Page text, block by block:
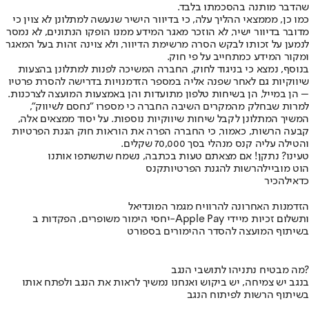
שהדבר מותנה בהסכמתו בלבד.
כמו כן, מממצאי ההליך עלה, כי בדיוור הישיר שנעשה למתלונן לא צוין כי
מדובר בדיוור ישיר, לא הוזכר מאגר המידע ממנו הופקו הנתונים, לא נמסר
לנמען על זכותו לבקש הסרה מרשימת הדיוור, ולא צוינה זהות בעל המאגר
ומקור המידע כמתחייב על פי חוק.
בנוסף, נמצא כי בניגוד לחוק, החברה המשיכה לפנות למתלונן בהצעות
שיווקיות גם לאחר שפנה אליה במספר הזדמנויות בדרישה להסרת פרטיו
– הן במייל, הן בשיחות טלפון מתועדות והן באמצעות המועצה לצרכנות.
למרות שבחלק מהמקרים השיבה החברה כי מספרו "נחסם לשיווק",
המשיך המתלונן לקבל שיחות שיווקיות נוספות. על יסוד ממצאים אלה,
קבעה הרשות, כאמור, כי החברה הפרה את הוראות חוק הגנת הפרטיות
והטילה עליה קנס מנהלי בסך 70,000 שקלים.
טעינו? נתקן! אם מצאתם טעות בכתבה, נשמח שתשתפו אותנו
הוט מוביילהרשות להגנת הפרטיותקנס
כדאילהכיר
הזדמנות האחרונה להרוויח מגמר המונדיאל
יחסי הימור משופרים, הפקדות ב-Apple Pay ותשלום זכיות מיידי
בשיתוף המועצה להסדר ההימורים בספורט
מה מבטיח נתניהו לתושבי הנגב?
בנגב יש צמיחה, יש ביקוש ואנחנו נמשיך לראות את הנגב ולפתח אותו
בשיתוף הרשות לפיתוח הנגב